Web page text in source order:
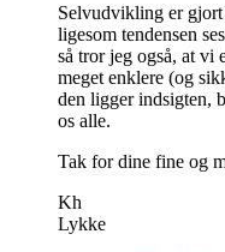
Selvudvikling er gjort
ligesom tendensen
så tror jeg også, at vi
meget enklere (og
den ligger indsigten,
os alle.
Tak for dine fine og
Kh
Lykke